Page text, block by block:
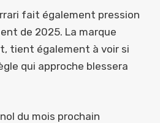
fait également pression
de 2025. La marque
tient également à voir si
qui approche blessera
du mois prochain